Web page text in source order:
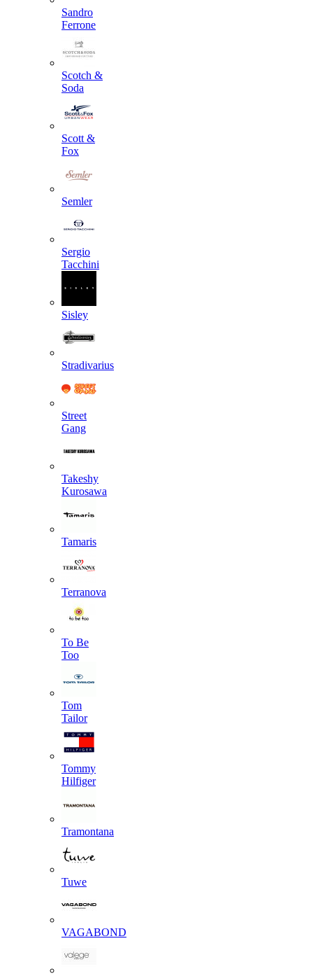
Sandro
Ferrone
Scotch &
Soda
Scott &
Fox
Semler
Sergio
Tacchini
Sisley
Stradivarius
Street
Gang
Takeshy
Kurosawa
Tamaris
Terranova
To Be
Too
Tom
Tailor
Tommy
Hilfiger
Tramontana
Tuwe
VAGABOND